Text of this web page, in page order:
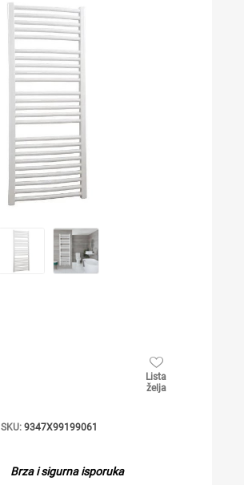
Lista
želja
SKU: 9347X99199061
Brza i sigurna isporuka